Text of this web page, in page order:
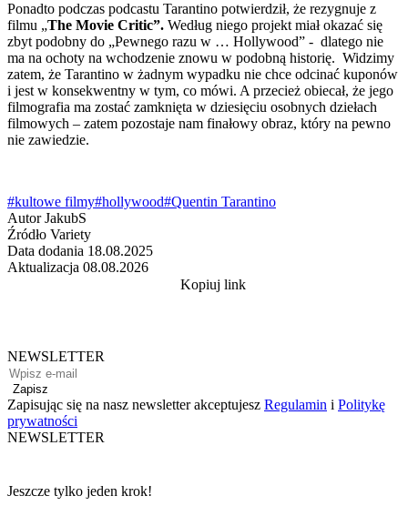
Ponadto podczas podcastu Tarantino potwierdził, że rezygnuje z
filmu „The Movie Critic”. Według niego projekt miał okazać się
zbyt podobny do „Pewnego razu w … Hollywood” - dlatego nie
ma na ochoty na wchodzenie znowu w podobną historię. Widzimy
zatem, że Tarantino w żadnym wypadku nie chce odcinać kuponów
i jest w konsekwentny w tym, co mówi. A przecież obiecał, że jego
filmografia ma zostać zamknięta w dziesięciu osobnych dziełach
filmowych – zatem pozostaje nam finałowy obraz, który na pewno
nie zawiedzie.
#kultowe filmy#hollywood#Quentin Tarantino
Autor JakubS
Źródło Variety
Data dodania 18.08.2025
Aktualizacja 08.08.2026
Kopiuj link
NEWSLETTER
Zapisz
Zapisując się na nasz newsletter akceptujesz Regulamin i Politykę
prywatności
NEWSLETTER
Jeszcze tylko jeden krok!